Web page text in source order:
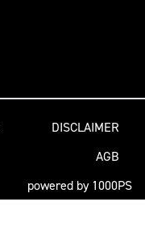
AGB
DISCLAIMER
powered by 1000PS